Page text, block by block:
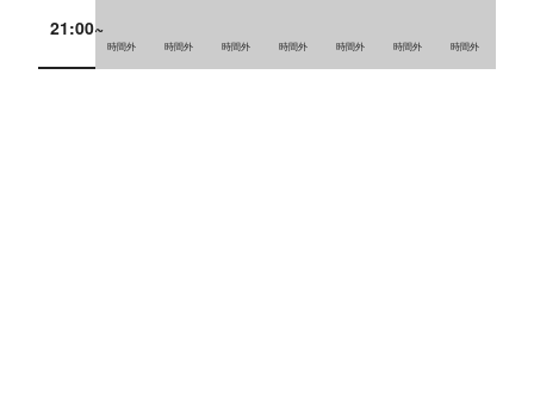
21:00~
時間外 時間外 時間外 時間外 時間外 時間外 時間外